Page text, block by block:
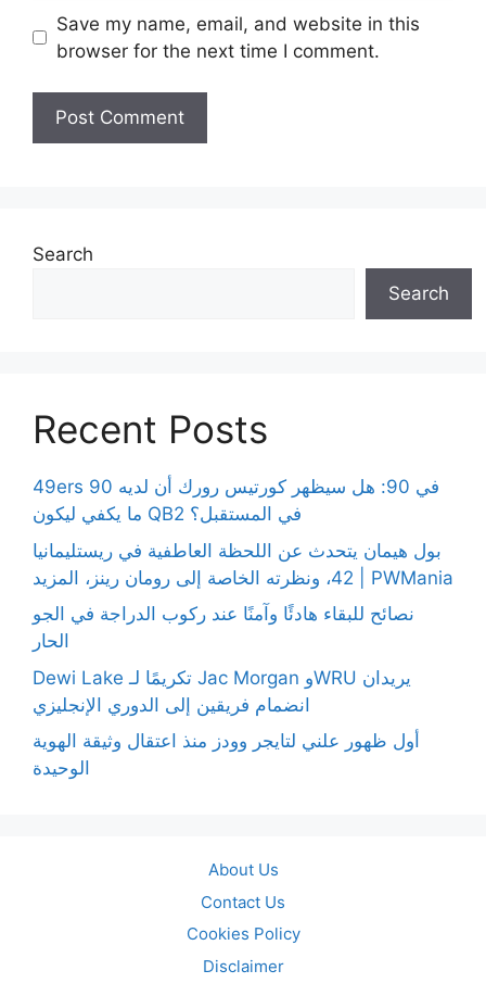
Save my name, email, and website in this
browser for the next time I comment.
Search
Search
Recent Posts
49ers 90 في 90: هل سيظهر كورتيس رورك أن لديه
ما يكفي ليكون QB2 في المستقبل؟
بول هيمان يتحدث عن اللحظة العاطفية في ريستليمانيا
42، ونظرته الخاصة إلى رومان رينز، المزيد | PWMania
نصائح للبقاء هادئًا وآمنًا عند ركوب الدراجة في الجو
الحار
Dewi Lake تكريمًا لـ Jac Morgan وWRU يريدان
انضمام فريقين إلى الدوري الإنجليزي
أول ظهور علني لتايجر وودز منذ اعتقال وثيقة الهوية
الوحيدة
About Us
Contact Us
Cookies Policy
Disclaimer